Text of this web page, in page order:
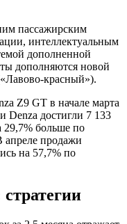
пассажирским
интеллектуальным
дополненной
дополняются новой
красный»).
Z9 GT в начале марта
Denza достигли 7 133
29,7% больше по
продажи
на 57,7% по